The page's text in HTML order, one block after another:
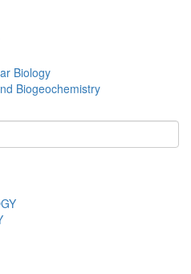
Biology
Biogeochemistry